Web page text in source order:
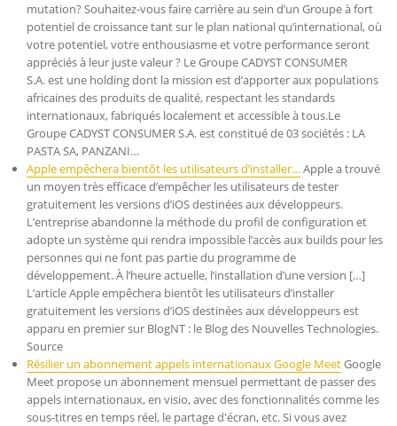
mutation? Souhaitez-vous faire carrière au sein d’un Groupe à fort
potentiel de croissance tant sur le plan national qu’international, où
votre potentiel, votre enthousiasme et votre performance seront
appréciés à leur juste valeur ? Le Groupe CADYST CONSUMER
S.A. est une holding dont la mission est d’apporter aux populations
africaines des produits de qualité, respectant les standards
internationaux, fabriqués localement et accessible à tous.Le
Groupe CADYST CONSUMER S.A. est constitué de 03 sociétés : LA
PASTA SA, PANZANI…
Apple empêchera bientôt les utilisateurs d’installer…Apple a trouvé
un moyen très efficace d’empêcher les utilisateurs de tester
gratuitement les versions d’iOS destinées aux développeurs.
L’entreprise abandonne la méthode du profil de configuration et
adopte un système qui rendra impossible l’accès aux builds pour les
personnes qui ne font pas partie du programme de
développement. À l’heure actuelle, l’installation d’une version […]
L’article Apple empêchera bientôt les utilisateurs d’installer
gratuitement les versions d’iOS destinées aux développeurs est
apparu en premier sur BlogNT : le Blog des Nouvelles Technologies.
Source
Résilier un abonnement appels internationaux Google MeetGoogle
Meet propose un abonnement mensuel permettant de passer des
appels internationaux, en visio, avec des fonctionnalités comme les
sous-titres en temps réel, le partage d'écran, etc. Si vous avez